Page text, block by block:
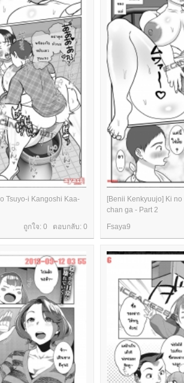
Tsuyo-i Kangoshi Kaa-
ถูกใจ: 0 ตอบกลับ: 0
[Benii Kenkyuujo] Ki
chan ga - Part 2
Fsaya9